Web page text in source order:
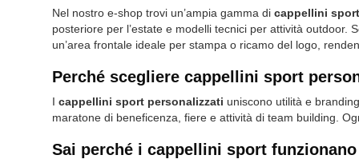
Nel nostro e-shop trovi un’ampia gamma di cappellini sport
posteriore per l’estate e modelli tecnici per attività
un’area frontale ideale per stampa o ricamo del logo,
Perché scegliere cappellini sport
I cappellini sport personalizzati uniscono utilità e
maratone di beneficenza, fiere e attività di team building.
Sai perché i cappellini sport